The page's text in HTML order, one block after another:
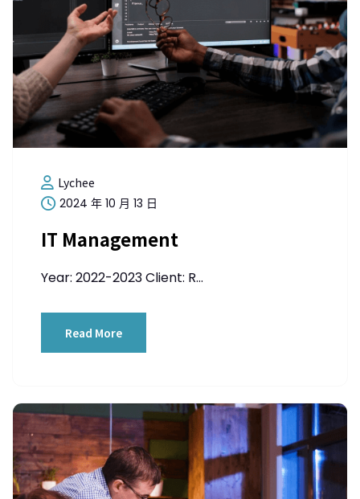
Lychee
2024 年 10 月 13 日
IT Management
Year: 2022-2023 Client: R...
Read More